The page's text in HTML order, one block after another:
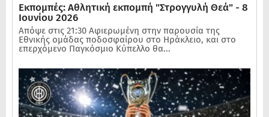
Εκπομπές: Αθλητική εκπομπή "Στρογγυλή Θεά" - 8
Ιουνίου 2026
Απόψε στις 21:30 Αφιερωμένη στην παρουσία της
Εθνικής ομάδας ποδοσφαίρου στο Ηράκλειο, και στο
επερχόμενο Παγκόσμιο Κύπελλο θα...